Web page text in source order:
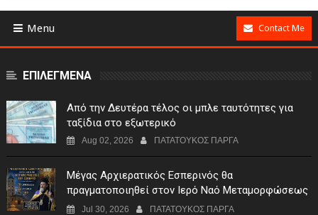
Menu Contact Me
ΕΠΙΛΕΓΜΕΝΑ
Από την Δευτέρα τέλος οι μπλε ταυτότητες για
ταξίδια στο εξωτερικό
Aug 02, 2026 ΠΑΤΑΤΟΥΚΟΣ ΠΑΡΓΑ
Μέγας Αρχιερατικός Εσπερινός θα
πραγματοποιηθεί στον Ιερό Ναό Μεταμορφώσεως
του Σωτήρος Σταυροχωρίου στης 5 Αυγούστου
Jul 30, 2026 ΠΑΤΑΤΟΥΚΟΣ ΠΑΡΓΑ